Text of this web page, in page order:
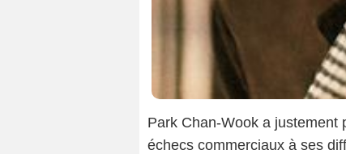
Park Chan-Wook a justement
échecs commerciaux à ses